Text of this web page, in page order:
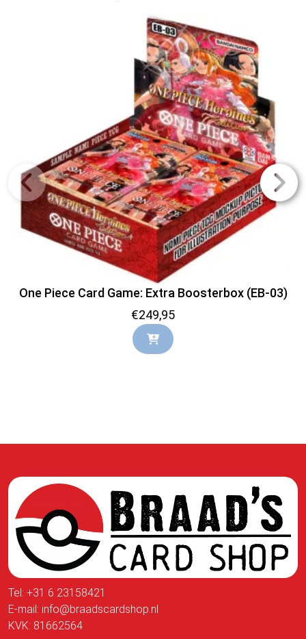
One Piece Card Game: Extra Boosterbox (EB-03)
€249,95
Tel: +31 6 23158421
E-mail: info@braadscardshop.nl
KVK: 81662564